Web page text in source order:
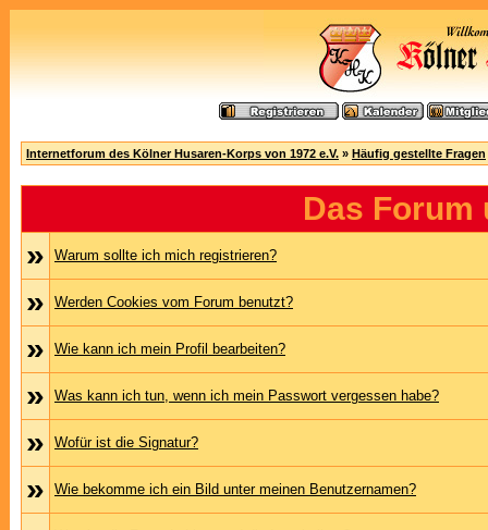
Internetforum des Kölner Husaren-Korps von 1972 e.V. » Häufig gestellte Fragen
Das Forum
»
Warum sollte ich mich registrieren?
» Werden Cookies vom Forum benutzt?
» Wie kann ich mein Profil bearbeiten?
» Was kann ich tun, wenn ich mein Passwort vergessen habe?
» Wofür ist die Signatur?
» Wie bekomme ich ein Bild unter meinen Benutzernamen?